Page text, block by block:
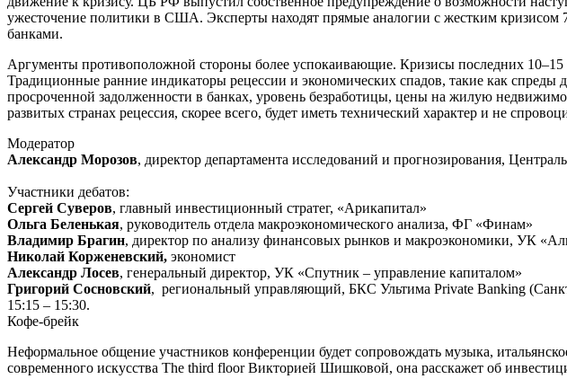
ужесточение политики в США. Эксперты находят прямые аналогии с жестким кризисом
банками.
Аргументы противоположной стороны более успокаивающие. Кризисы последних 10–15
Традиционные ранние индикаторы рецессии и экономических спадов, такие как
просроченной задолженности в банках, уровень безработицы, цены на жилую
развитых странах рецессия, скорее всего, будет иметь технический характер и не
Модератор
Александр Морозов, директор департамента исследований и прогнозирования,
Участники дебатов:
Сергей Суверов, главный инвестиционный стратег, «Арикапитал»
Ольга Беленькая, руководитель отдела макроэкономического анализа, ФГ «Финам»
Владимир Брагин, директор по анализу финансовых рынков и макроэкономики, УК
Николай Корженевский, экономист
Александр Лосев, генеральный директор, УК «Спутник – управление капиталом»
Григорий Сосновский, региональный управляющий, БКС Ультима Private Banking
15:15 – 15:30.
Кофе-брейк
Неформальное общение участников конференции будет сопровождать музыка,
современного искусства The third floor Викторией Шишковой, она расскажет об